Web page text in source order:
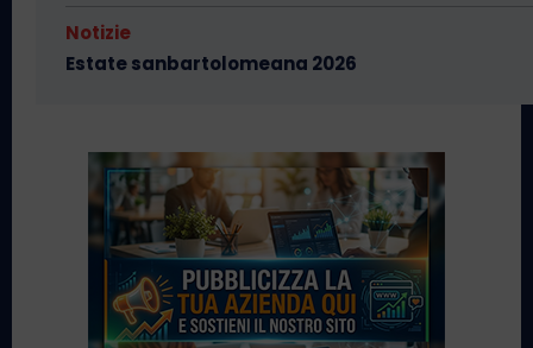
Notizie
Estate sanbartolomeana 2026